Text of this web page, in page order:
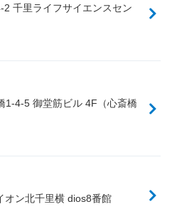
千里ライフサイエンスセン
1-4-5 御堂筋ビル 4F（心斎橋
オン北千里横 dios8番館